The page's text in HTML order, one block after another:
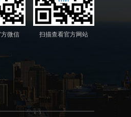
扫描查看官方网站
微信